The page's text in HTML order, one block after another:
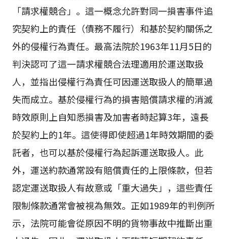
「請求權競合」。這一概念允許對同一損害事件追
究契約上的責任（債務不履行）和基於契約關係之
外的侵權行為責任。最高法院於1963年11月5日的
判決認可了這一請求權競合法理適用於運送取扱
人，並指出侵權行為責任可因運送取扱人的簡單過
失而成立。基於侵權行為的損害賠償請求權的消滅
時效原則上自知悉損害及加害者時起算3年，遠長
於契約上的1年。這使得即使超過1年時效期間的委
託者，也可以基於侵權行為起訴運送取扱人。此
外，運送約款通常設有賠償責任的上限條款，但若
認定運送取扱人有故意或「重大過失」，這些責任
限制條款通常會被視為無效。正如1989年的判例所
示，法院可能會從原因不明的貨物事故中推斷出重